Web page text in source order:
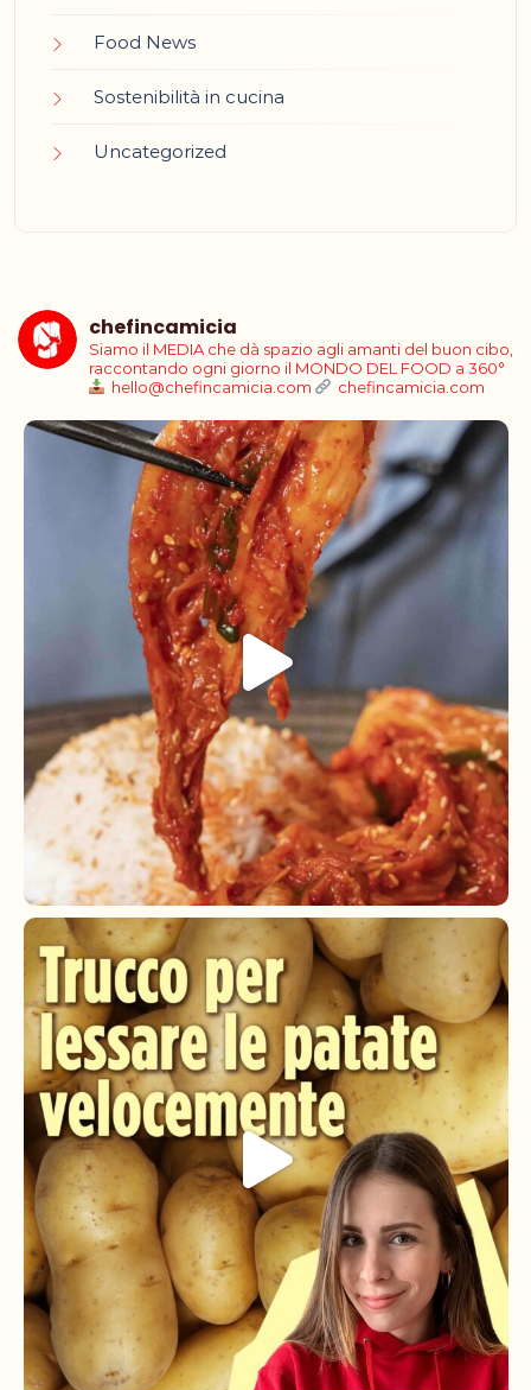
Food News
Sostenibilità in cucina
Uncategorized
chefincamicia
Siamo il MEDIA che dà spazio agli amanti del buon cibo,
raccontando ogni giorno il MONDO DEL FOOD a 360°
hello@chefincamicia.com
chefincamicia.com